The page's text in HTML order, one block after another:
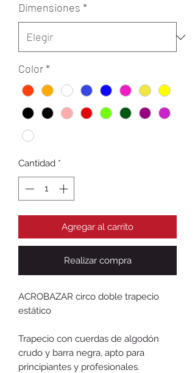
Dimensiones *
Color*
Cantidad *
Agregar al carrito
Realizar compra
ACROBAZAR circo doble trapecio
estático
Trapecio con cuerdas de algodón
crudo y barra negra, apto para
principiantes y profesionales.